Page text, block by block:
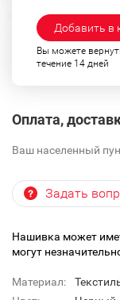
Добавить в
Вы можете
течение 14 дней
Оплата,
Ваш населенный
Задать
Нашивка может
могут
Материал: